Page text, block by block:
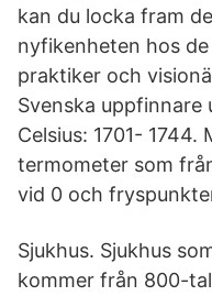
kan du locka fram
nyfikenheten hos
praktiker och
Svenska uppfinnare
Celsius: 1701-
termometer som
vid 0 och
Sjukhus. Sjukhus
kommer från 800-